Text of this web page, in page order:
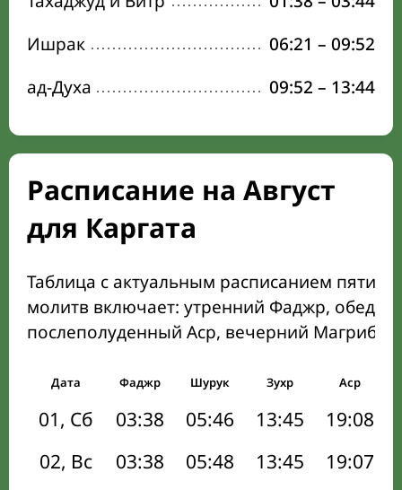
Ишрак
06:21 – 09:52
ад-Духа
09:52 – 13:44
Расписание на Август
для Каргата
Таблица с актуальным расписанием пяти
молитв включает: утренний Фаджр,
послеполуденный Аср, вечерний Магриб
Дата Фаджр Шурук Зухр Аср
01, Сб 03:38 05:46 13:45 19:08
02, Вс
03:38 05:48 13:45 19:07